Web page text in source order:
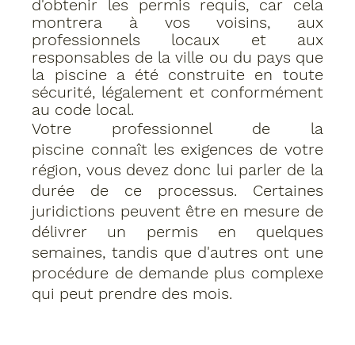
d'obtenir les permis requis, car cela
montrera à vos voisins, aux
professionnels locaux et aux
responsables de la ville ou du pays que
la piscine a été construite en toute
sécurité, légalement et conformément
au code local.
Votre professionnel de la
piscine connaît les exigences de votre
région, vous devez donc lui parler de la
durée de ce processus. Certaines
juridictions peuvent être en mesure de
délivrer un permis en quelques
semaines, tandis que d'autres ont une
procédure de demande plus complexe
qui peut prendre des mois.